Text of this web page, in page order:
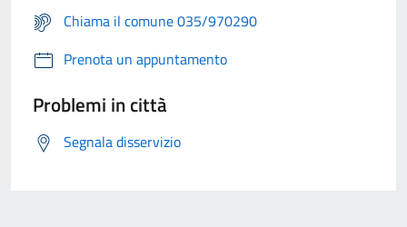
Chiama il comune 035/970290
Prenota un appuntamento
Problemi in città
Segnala disservizio